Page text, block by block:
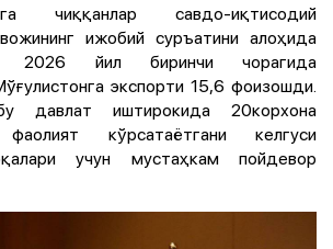
чиққанлар савдо-иқтисодий
ижобий суръатини алоҳида
2026 йил биринчи чорагида
экспорти 15,6 фоизошди.
давлат иштирокида 20корхона
фаолият кўрсатаётгани келгуси
учун мустаҳкам пойдевор